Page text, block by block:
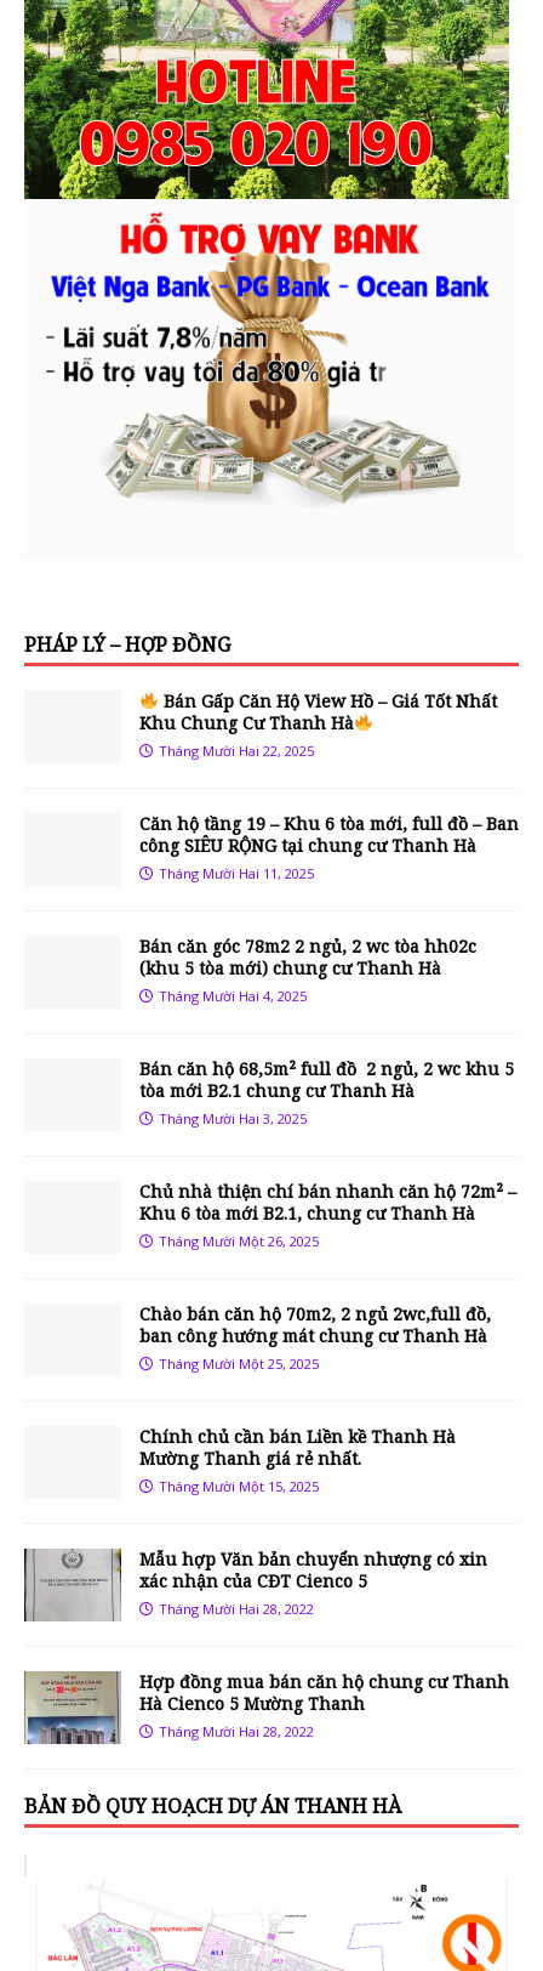
PHÁP LÝ – HỢP ĐỒNG
Bán Gấp Căn Hộ View Hồ – Giá Tốt Nhất
Khu Chung Cư Thanh Hà
Tháng Mười Hai 22, 2025
Căn hộ tầng 19 – Khu 6 tòa mới, full đồ – Ban
công SIÊU RỘNG tại chung cư Thanh Hà
Tháng Mười Hai 11, 2025
Bán căn góc 78m2 2 ngủ, 2 wc tòa hh02c
(khu 5 tòa mới) chung cư Thanh Hà
Tháng Mười Hai 4, 2025
Bán căn hộ 68,5m² full đồ 2 ngủ, 2 wc khu 5
tòa mới B2.1 chung cư Thanh Hà
Tháng Mười Hai 3, 2025
Chủ nhà thiện chí bán nhanh căn hộ 72m² –
Khu 6 tòa mới B2.1, chung cư Thanh Hà
Tháng Mười Một 26, 2025
Chào bán căn hộ 70m2, 2 ngủ 2wc,full đồ,
ban công hướng mát chung cư Thanh Hà
Tháng Mười Một 25, 2025
Chính chủ cần bán Liền kề Thanh Hà
Mường Thanh giá rẻ nhất.
Tháng Mười Một 15, 2025
Mẫu hợp Văn bản chuyển nhượng có xin
xác nhận của CĐT Cienco 5
Tháng Mười Hai 28, 2022
Hợp đồng mua bán căn hộ chung cư Thanh
Hà Cienco 5 Mường Thanh
Tháng Mười Hai 28, 2022
BẢN ĐỒ QUY HOẠCH DỰ ÁN THANH HÀ